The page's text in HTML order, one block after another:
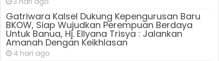
Gatriwara Kalsel Dukung Kepengurusan Baru
BKOW, Siap Wujudkan Perempuan Berdaya
Untuk Banua, Hj. Ellyana Trisya : Jalankan
Amanah Dengan Keikhlasan
4 hari ago